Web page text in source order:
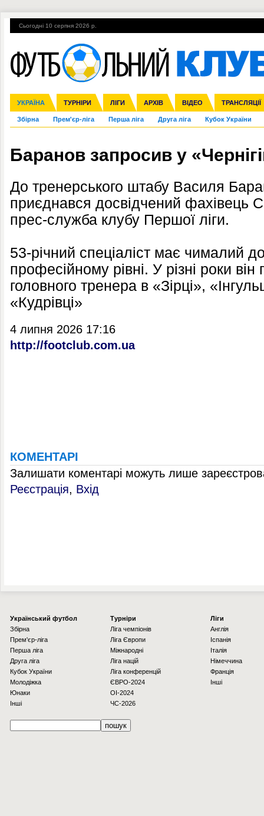
Сьогодні 10 серпня 2026 р.
УКРАЇНА ТУРНІРИ ЛІГИ АРХІВ ВІДЕО ТРАНСЛЯЦІЇ
Збірна Прем'єр-ліга Перша ліга Друга ліга Кубок України
Ліга чемпіонів Ліга Європи Міжнародні Ліга націй Ліга
Англія Іспанія Італія Німеччина Франція Інші
ЧС-2014 ЄВРО-2016 Росія Кубок конфедерацій ЧЄ-2015 (U-
Гарячі теми УПЛ, 2-й тур ВІЙНА УПЛ-ПЕРЕХОДИ
Баранов запросив у
До тренерського штабу Василя
приєднався досвідчений фахівець
прес-служба клубу Першої ліги.
53-річний спеціаліст має чималий
професійному рівні. У різні роки
головного тренера в «Зірці»,
«Кудрівці»
4 липня 2026 17:16
http://footclub.com.ua
КОМЕНТАРІ
Залишати коментарі можуть лише
Реєстрація, Вхід
Українcький футбол
Збірна
Прем'єр-ліга
Перша ліга
Друга ліга
Кубок України
Молодіжка
Юнаки
Інші
Турніри
Ліга чемпіонів
Ліга Європи
Міжнародні
Ліга націй
Ліга конференцій
ЄВРО-2024
OI-2024
ЧС-2026
Ліги
Англія
Іспанія
Італія
Німеччина
Франція
Інші